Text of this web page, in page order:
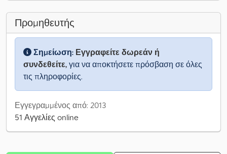
Προμηθευτής
Σημείωση: Εγγραφείτε δωρεάν ή
συνδεθείτε, για να αποκτήσετε πρόσβαση σε όλες
τις πληροφορίες.
Εγγεγραμμένος από: 2013
51 Αγγελίες online